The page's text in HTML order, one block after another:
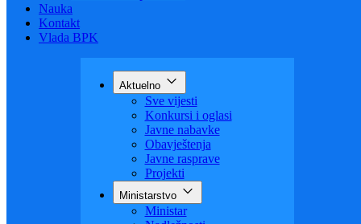
Zakoni i propisi
Budžet
Zaštita ličnih podataka
Aktuelno
Sve vijesti
Konkursi i oglasi
Javne nabavke
Obavještenja
Javne rasprave
Projekti